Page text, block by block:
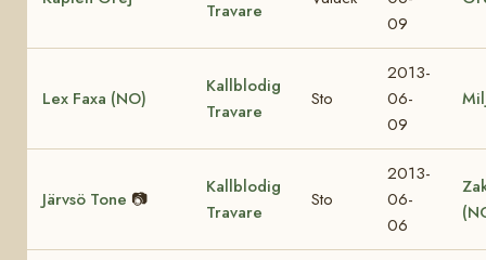
Travare
09
Lex Faxa (NO)
Kallblodig
Travare
Sto
2013-
06-
09
Järvsö Tone 📷
Kallblodig
Travare
Sto
2013-
06-
06